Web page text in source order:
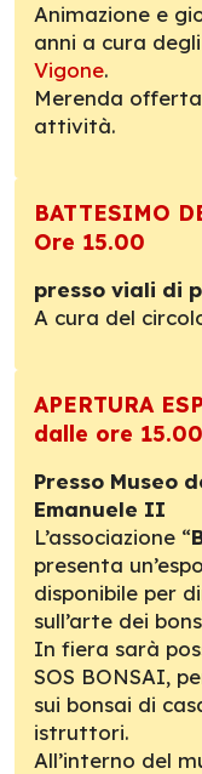
Animazione e
anni a cura
Vigone.
Merenda
attività.
BATTESIMO
Ore 15.00
presso viali di
A cura del
APERTURA
dalle ore
Presso Museo
Emanuele II
L’associazione “
presenta
disponibile per
sull’arte dei
In fiera sarà
SOS BONSAI,
sui bonsai di
istruttori.
All’interno del